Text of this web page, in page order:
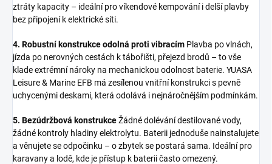
ztráty kapacity – ideální pro víkendové kempování i delší plavby
bez připojení k elektrické síti.
4. Robustní konstrukce odolná proti vibracím Plavba po vlnách,
jízda po nerovných cestách k tábořišti, přejezd brodů – to vše
klade extrémní nároky na mechanickou odolnost baterie. YUASA
Leisure & Marine EFB má zesílenou vnitřní konstrukci s pevně
uchycenými deskami, která odolává i nejnáročnějším podmínkám.
5. Bezúdržbová konstrukceŽádné dolévání destilované vody,
žádné kontroly hladiny elektrolytu. Baterii jednoduše nainstalujete
a věnujete se odpočinku – o zbytek se postará sama. Ideální pro
karavany a lodě, kde je přístup k baterii často omezený.